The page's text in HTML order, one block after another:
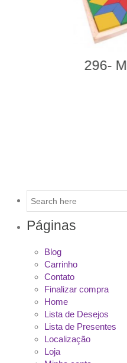
Páginas
Blog
Carrinho
Contato
Finalizar compra
Home
Lista de Desejos
Lista de Presentes
Localização
Loja